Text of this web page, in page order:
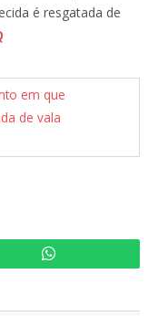
é resgatada de
em que
de vala
WhatsApp